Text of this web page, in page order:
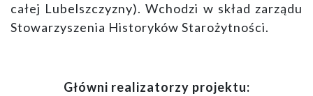
całej Lubelszczyzny). Wchodzi w skład zarządu
Stowarzyszenia Historyków Starożytności.
Główni realizatorzy projektu: